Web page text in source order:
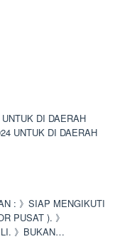
DI DAERAH
UNTUK DI DAERAH
: 》SIAP MENGIKUTI
PUSAT ). 》
》BUKAN…